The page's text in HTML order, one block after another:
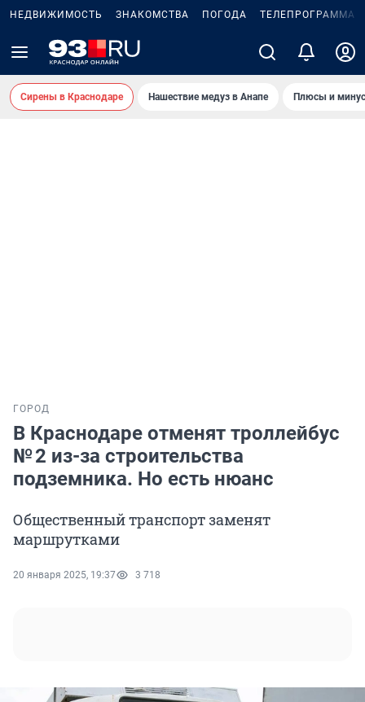
НЕДВИЖИМОСТЬ ЗНАКОМСТВА ПОГОДА ТЕЛЕПРОГРАММА
Сирены в Краснодаре Нашествие медуз в Анапе Плюсы и
ГОРОД
В Краснодаре отменят троллейбус
№ 2 из-за строительства
подземника. Но есть нюанс
Общественный транспорт заменят
маршрутками
20 января 2025, 19:37 3 718